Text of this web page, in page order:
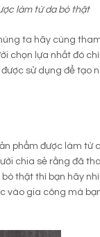
làm từ da bò thật
ta hãy cùng
chọn lựa nhất đó
sử dụng để tạo
phẩm được làm từ
chia sẻ rằng đã
thật thì bạn hãy
vào gia công mà